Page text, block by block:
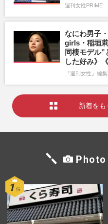
週刊女性PRIME
なにわ男子
girls・稲垣
同棲モデル
した好み》
『週刊女性』編
新着をも
Photo